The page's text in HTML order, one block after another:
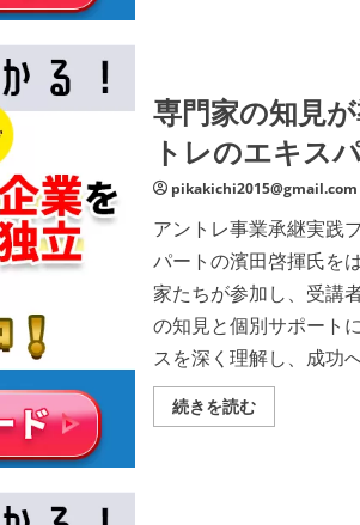
切
り
く
詳
を
ご
覧
く
だ
さ
い
羅
す
る
学
の
–
ア
ン
ト
レ
で
未
来
を
く
の
詳
専門家の知見
トレのエキス
pikakichi2015@gmail.com
アントレ事業承継実践
パートの濱田啓揮氏を
家たちが参加し、受講
の知見と個別サポート
スを深く理解し、成功
続きを読む専
門